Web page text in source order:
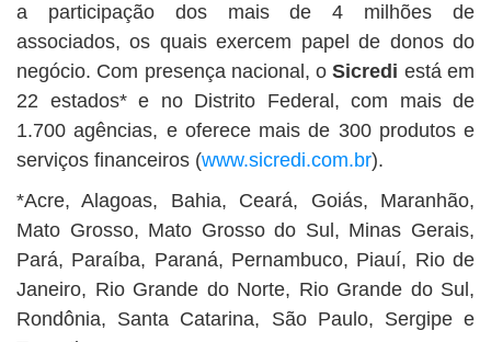
a participação dos mais de 4 milhões de
associados, os quais exercem papel de donos do
negócio. Com presença nacional, oSicredi está em
22 estados* e no Distrito Federal, com mais de
1.700 agências, e oferece mais de 300 produtos e
serviços financeiros (www.sicredi.com.br).
*Acre, Alagoas, Bahia, Ceará, Goiás, Maranhão,
Mato Grosso, Mato Grosso do Sul, Minas Gerais,
Pará, Paraíba, Paraná, Pernambuco, Piauí, Rio de
Janeiro, Rio Grande do Norte, Rio Grande do Sul,
Rondônia, Santa Catarina, São Paulo, Sergipe e